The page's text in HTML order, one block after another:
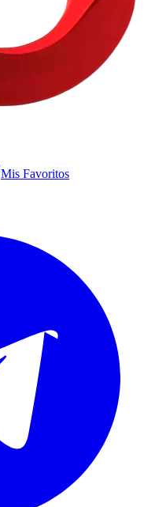
Mis Favoritos